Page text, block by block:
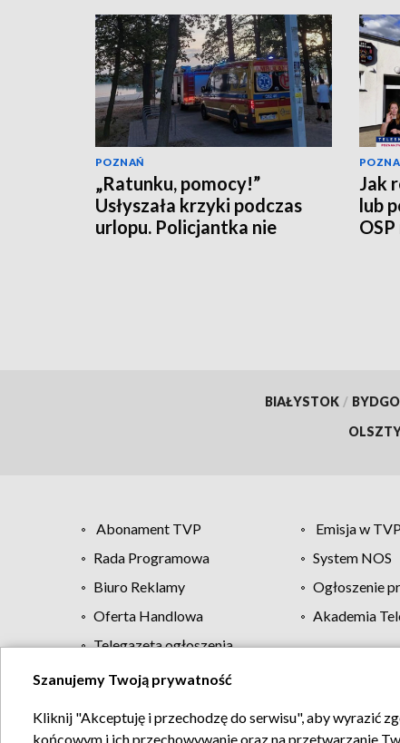
POZNAŃ
„Ratunku, pomocy!”
Usłyszała krzyki podczas
urlopu. Policjantka nie
Jak
lub
BIAŁYSTOK /
Abonament TVP Emisja w TVP
Rada Programowa
System NOS
Biuro Reklamy
Ogłoszenie
Oferta Handlowa
Akademia
Telegazeta ogłoszenia
Regulamin TVP
Szanujemy Twoją prywatność
Kliknij "Akceptuję i przechodzę do serwisu", aby wyrazić
końcowym i ich przechowywanie oraz na przetwarzanie